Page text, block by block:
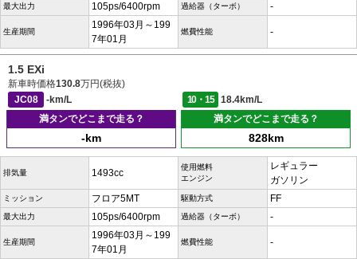
最大出力 105ps/6400rpm 過給器（ターボ） -
生産期間
1996年03月～199
7年01月
燃費性能 -
1.5 EXi
新車時価格130.8万円(税抜)
JC08
-km/L 10・15
18.4km/L
満タンでどこまで走る？
-km
満タンでどこまで走る？
828km
排気量 1493cc
使用燃料
エンジン
レギュラー
ガソリン
ミッション フロア5MT 駆動方式 FF
最大出力 105ps/6400rpm 過給器（ターボ） -
生産期間
1996年03月～199
7年01月
燃費性能 -